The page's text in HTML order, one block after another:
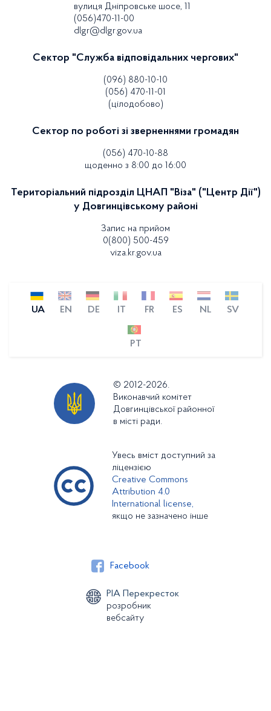
вулиця Дніпровське шосе, 11
(056)470-11-00
dlgr@dlgr.gov.ua
Сектор "Служба відповідальних чергових"
(096) 880-10-10
(056) 470-11-01
(цілодобово)
Сектор по роботі зі зверненнями громадян
(056) 470-10-88
щоденно з 8:00 до 16:00
Територіальний підрозділ ЦНАП "Віза" ("Центр Дії")
у Довгинцівському районі
Запис на прийом
0(800) 500-459
viza.kr.gov.ua
UA EN DE IT FR ES NL SV
PT
© 2012-2026.
Виконавчий комітет
Довгинцівської районної
в місті ради.
Увесь вміст доступний за
ліцензією
Creative Commons
Attribution 4.0
International license,
якщо не зазначено інше
Facebook
РІА Перекресток
розробник
вебсайту